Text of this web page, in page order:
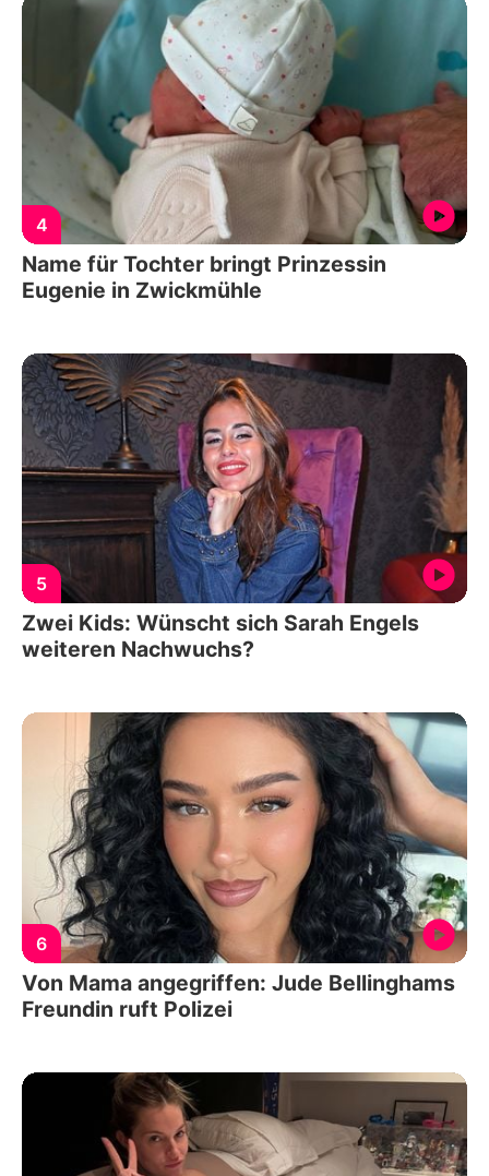
4
Name für Tochter bringt Prinzessin
Eugenie in Zwickmühle
5
Zwei Kids: Wünscht sich Sarah Engels
weiteren Nachwuchs?
6
Von Mama angegriffen: Jude Bellinghams
Freundin ruft Polizei